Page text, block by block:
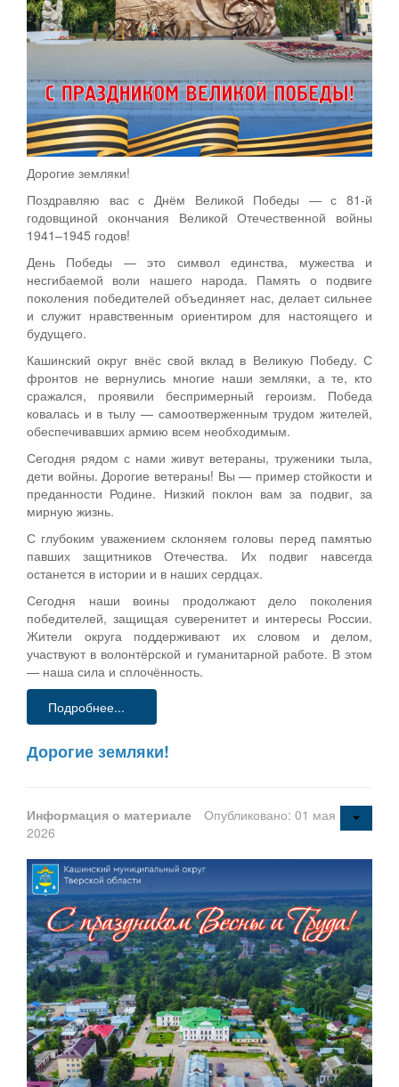
Дорогие земляки!
Поздравляю вас с Днём Великой Победы — с 81-й
годовщиной окончания Великой Отечественной войны
1941–1945 годов!
День Победы — это символ единства, мужества и
несгибаемой воли нашего народа. Память о подвиге
поколения победителей объединяет нас, делает сильнее
и служит нравственным ориентиром для настоящего и
будущего.
Кашинский округ внёс свой вклад в Великую Победу. С
фронтов не вернулись многие наши земляки, а те, кто
сражался, проявили беспримерный героизм. Победа
ковалась и в тылу — самоотверженным трудом жителей,
обеспечивавших армию всем необходимым.
Сегодня рядом с нами живут ветераны, труженики тыла,
дети войны. Дорогие ветераны! Вы — пример стойкости и
преданности Родине. Низкий поклон вам за подвиг, за
мирную жизнь.
С глубоким уважением склоняем головы перед памятью
павших защитников Отечества. Их подвиг навсегда
останется в истории и в наших сердцах.
Сегодня наши воины продолжают дело поколения
победителей, защищая суверенитет и интересы России.
Жители округа поддерживают их словом и делом,
участвуют в волонтёрской и гуманитарной работе. В этом
— наша сила и сплочённость.
Подробнее...
Дорогие земляки!
Информация о материале
Опубликовано: 01 мая
2026